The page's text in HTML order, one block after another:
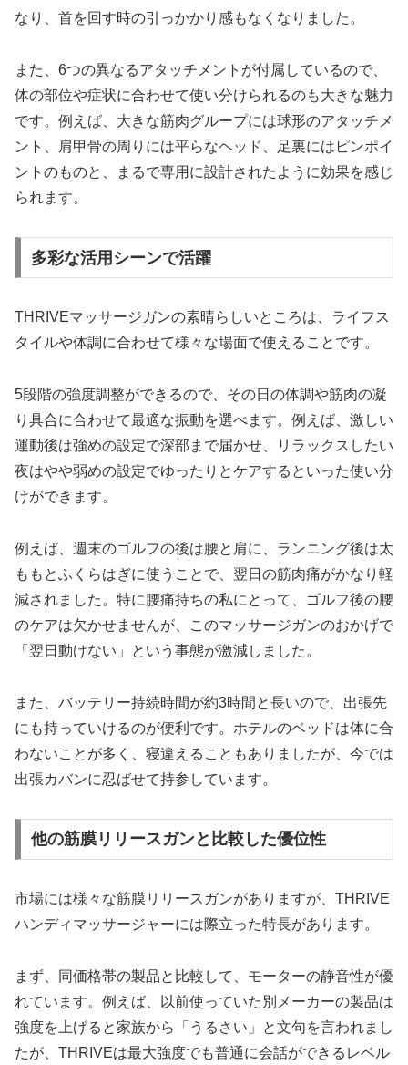
なり、首を回す時の引っかかり感もなくなりました。
また、6つの異なるアタッチメントが付属しているので、
体の部位や症状に合わせて使い分けられるのも大きな魅力
です。例えば、大きな筋肉グループには球形のアタッチメ
ント、肩甲骨の周りには平らなヘッド、足裏にはピンポイ
ントのものと、まるで専用に設計されたように効果を感じ
られます。
多彩な活用シーンで活躍
THRIVEマッサージガンの素晴らしいところは、ライフス
タイルや体調に合わせて様々な場面で使えることです。
5段階の強度調整ができるので、その日の体調や筋肉の凝
り具合に合わせて最適な振動を選べます。例えば、激しい
運動後は強めの設定で深部まで届かせ、リラックスしたい
夜はやや弱めの設定でゆったりとケアするといった使い分
けができます。
例えば、週末のゴルフの後は腰と肩に、ランニング後は太
ももとふくらはぎに使うことで、翌日の筋肉痛がかなり軽
減されました。特に腰痛持ちの私にとって、ゴルフ後の腰
のケアは欠かせませんが、このマッサージガンのおかげで
「翌日動けない」という事態が激減しました。
また、バッテリー持続時間が約3時間と長いので、出張先
にも持っていけるのが便利です。ホテルのベッドは体に合
わないことが多く、寝違えることもありましたが、今では
出張カバンに忍ばせて持参しています。
他の筋膜リリースガンと比較した優位性
市場には様々な筋膜リリースガンがありますが、THRIVE
ハンディマッサージャーには際立った特長があります。
まず、同価格帯の製品と比較して、モーターの静音性が優
れています。例えば、以前使っていた別メーカーの製品は
強度を上げると家族から「うるさい」と文句を言われまし
たが、THRIVEは最大強度でも普通に会話ができるレベル